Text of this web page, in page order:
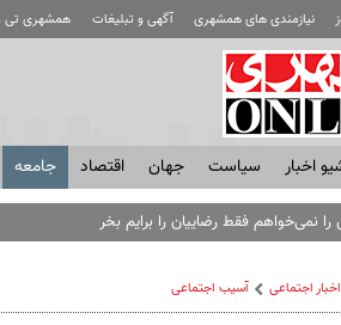
نیازمندی های همشهری آگهی و تبلیغات همشهری تی
اخبار سياست جهان اقتصاد جامعه
نمی‌خواهم فقط رضاییان را برایم بخرید | مقصد رام
اخبار اجتماعی آسیب اجتماعی